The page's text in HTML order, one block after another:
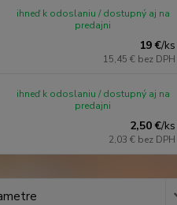
19 €/ks
15,45 € bez DPH
ihneď k odoslaniu / dostupný aj na
predajni
2,50 €/ks
2,03 € bez DPH
ihneď k odoslaniu / dostupný aj na
predajni